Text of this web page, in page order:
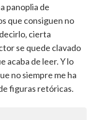
panoplia de
que consiguen no
cierta
se quede clavado
acaba de leer. Y lo
no siempre me ha
figuras retóricas.